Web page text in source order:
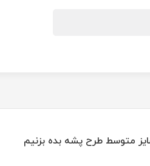
متوسط طرح پشه بده بزنیم